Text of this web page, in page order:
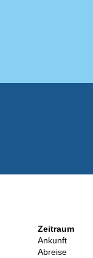
Zeitraum
Ankunft
Abreise